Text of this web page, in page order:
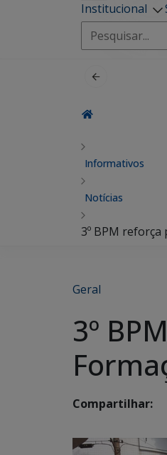
Institucional
Pesquisar
por:
Informativos
Notícias
3º BPM
Geral
3º
Compartilhar: